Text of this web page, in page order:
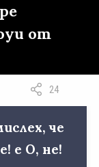
от
24
че
е О, не!